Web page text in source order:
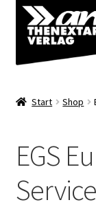
Zur
Navigation
springen
Zum
Inhalt
springen
Comics
Variantcover
Start Shop
EGS
Service